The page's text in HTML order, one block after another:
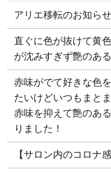
アリエ移転のお知らせ
直ぐに色が抜けて黄
が沈みすぎず艶のあ
赤味がでて好きな色
たいけどいつもまと
赤味を抑えて艶のあ
りました！
【サロン内のコロナ